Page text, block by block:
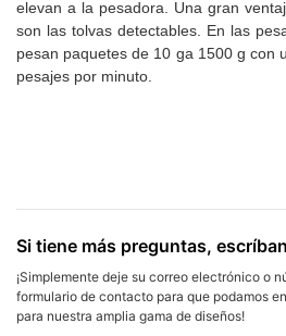
elevan a la pesadora. Una gran
son las tolvas detectables. En las
pesan paquetes de 10 ga 1500 g con
pesajes por minuto.
Si tiene más preguntas,
¡Simplemente deje su correo electrónico o
formulario de contacto para que podamos
para nuestra amplia gama de diseños!